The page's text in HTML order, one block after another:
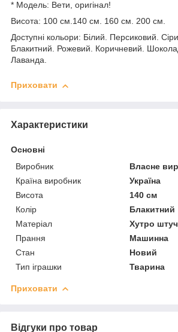
* Модель: Вети, оригінал!
Висота: 100 см.140 см. 160 см. 200 см.
Доступні кольори: Білий. Персиковий.
Блакитний. Рожевий. Коричневий.
Лаванда.
Приховати
Характеристики
Основні
Виробник
Власне
Країна виробник
Україна
Висота
140 см
Колір
Блакитний
Матеріал
Хутро
Прання
Машинна
Стан
Новий
Тип іграшки
Тварина
Приховати
Відгуки про товар